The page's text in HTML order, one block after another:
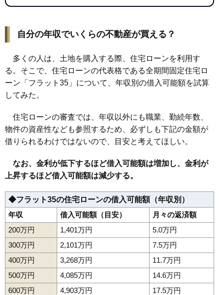
自分の年収でいくらの不動産が買える？
多くの人は、土地を購入する際、住宅ローンを利用す
る。そこで、住宅ローンの代表格である全期間固定住宅ロ
ーン「フラット35」について、年収別の借入可能額を試算
してみた。
住宅ローンの審査では、年収以外にも職業、勤続年数、
物件の資産性なども参照するため、必ずしも下記の金額が
借りられるわけではないので、目安と考えてほしい。
なお、金利が低下するほど借入可能額は増加し、金利が
上昇するほど借入可能額は減少する。
◆フラット35の住宅ローンの借入可能額（年収別）
年収
借入可能額（目安）
月々の返済額
200万円
1,401万円
5.0万円
300万円
2,101万円
7.5万円
400万円
3,268万円
11.7万円
500万円
4,085万円
14.6万円
600万円
4,903万円
17.5万円